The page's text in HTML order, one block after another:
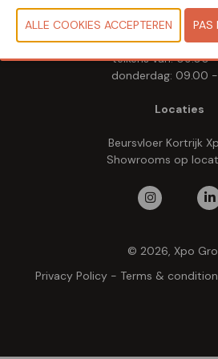
Woensdag 20 mei
Donderdag 21 mei
telkens van: 09.00 -
donderdag: 09.00 -
Locaties
Beursvloer Kortrijk
Showrooms op
© 2026, Xpo
Privacy Policy - Terms &